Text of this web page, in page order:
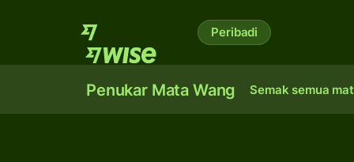
Peribadi
Penukar Mata Wang Semak semua